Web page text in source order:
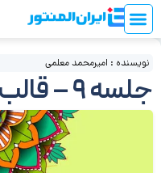
نویسنده : امیرمحمد معلمی
جلسه 9 – قالب چیست؟